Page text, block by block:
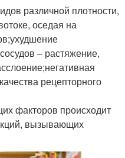
различной плотности,
оседая на
– растяжение,
рецепторного
факторов происходит
вызывающих